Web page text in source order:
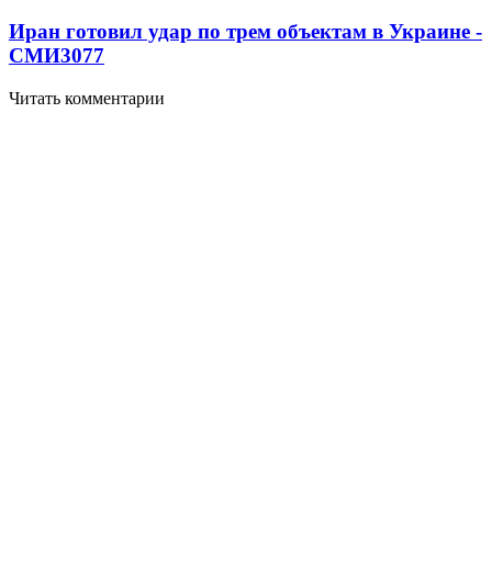
Иран готовил удар по трем объектам в Украине -
СМИ3077
Читать комментарии